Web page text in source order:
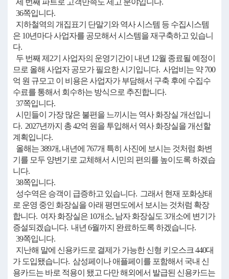
세 번째 파트로 고객만족도 제고 분야입니다.
36쪽입니다.
지하철역의 개집표기 단말기와 역사 시스템 등 수집시스템
은 10년마다 사업자를 공모해서 시스템을 재구축하고 있습니
다.
두 번째 제2기 사업자의 운영기간이 내년 12월 종료될 예정이
므로 올해 사업자 공모가 필요한 시기입니다. 사업비는 약 700
억 원 규모고 이 비용은 사업자가 부담해서 구축 후에 수집수
수료를 통해서 회수하는 방식으로 추진합니다.
37쪽입니다.
시민들이 가장 많은 불편을 느끼시는 역사 화장실 개선입니
다. 2027년까지 총 42억 원을 투입해서 역사 화장실을 개선할
계획입니다.
올해는 389개, 내년에 767개 특히 사진에 보시는 것처럼 화변
기를 모두 양변기로 교체해서 시민의 편의를 높이도록 하겠습
니다.
38쪽입니다.
성수역은 승객이 급증하고 있습니다. 그래서 현재 포화상태
로 운영 중인 화장실을 아래 평면도에서 보시는 것처럼 확장
합니다. 여자 화장실은 10개소, 남자 화장실도 3개소에 변기가
증설되겠습니다. 내년 6월까지 완료하도록 하겠습니다.
39쪽입니다.
지난해 말에 신용카드로 결제가 가능한 신형 키오스크 440대
가 도입됐습니다. 삼성페이나 애플페이를 포함해서 국내 신
용카드는 바로 적용이 됐고 다만 해외에서 발급된 신용카드는